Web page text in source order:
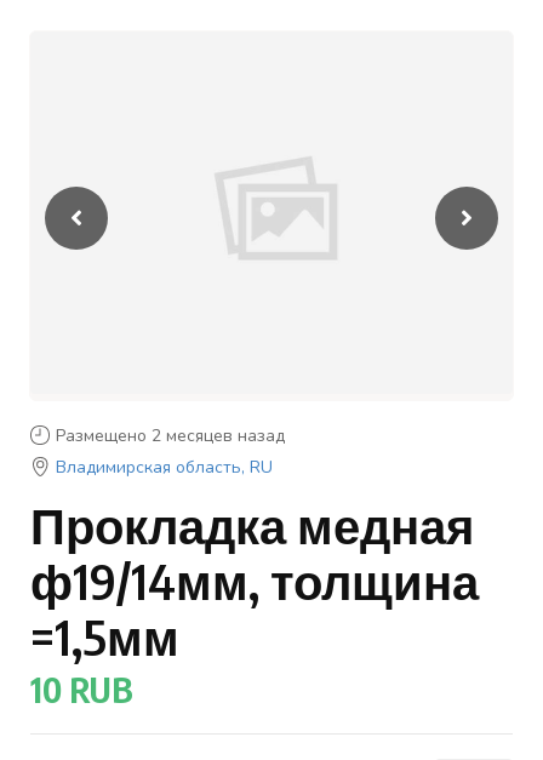
Размещено 2 месяцев назад
Владимирская область, RU
Прокладка медная
ф19/14мм, толщина
=1,5мм
10 RUB